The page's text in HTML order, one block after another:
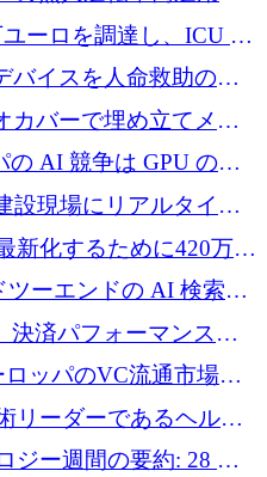
ーロを調達し、ICU の
化するための MDR 認
バイスを人命救助の救
に 16 万 2,000 ユーロ
カバーで埋め立てメタ
調達
の AI 競争は GPU の所
考える理由
設現場にリアルタイム
もたらすために 400 万
新化するために420万ポ
ツーエンドの AI 検索最
を拡張するために 600
決済パフォーマンスプ
のためにこれまでに720
ロッパのVC流通市場の
に1億1,500万ユーロの
リーダーであるヘルシ
価額で18億ドルのシリ
ジー週間の要約: 28 億